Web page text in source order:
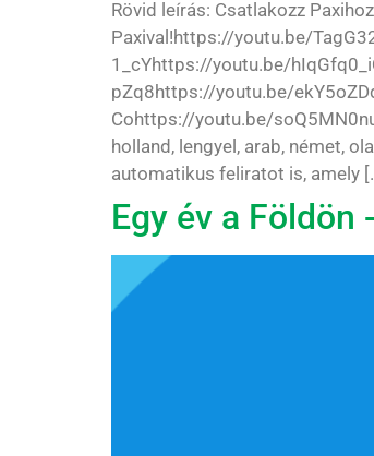
Rövid leírás: Csatlakozz
Paxival!https://youtu.be/
1_cYhttps://youtu.be/
pZq8https://youtu.be/
Cohttps://youtu.be/
holland, lengyel, arab, német,
automatikus feliratot is, amely
Egy év a